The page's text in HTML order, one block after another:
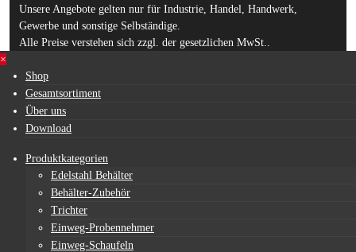
Unsere Angebote gelten nur für Industrie, Handel, Handwerk,
Gewerbe und sonstige Selbständige.
Alle Preise verstehen sich zzgl. der gesetzlichen MwSt..
×
Shop
Gesamtsortiment
Über uns
Download
Produktkategorien
Edelstahl Behälter
Behälter-Zubehör
Trichter
Einweg-Probennehmer
Einweg-Schaufeln